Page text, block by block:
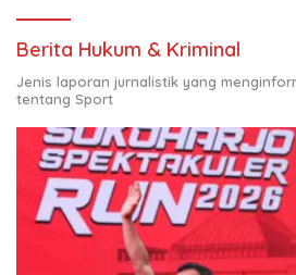
Berita Hukum & Kriminal
Jenis laporan jurnalistik yang
tentang Sport